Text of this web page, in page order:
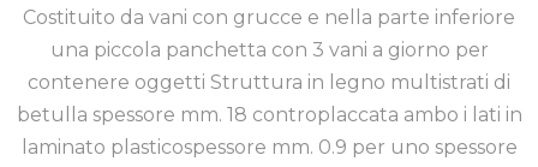
Costituito da vani con grucce e nella parte inferiore
una piccola panchetta con 3 vani a giorno per
contenere oggetti Struttura in legno multistrati di
betulla spessore mm. 18 controplaccata ambo i lati in
laminato plasticospessore mm. 0.9 per uno spessore